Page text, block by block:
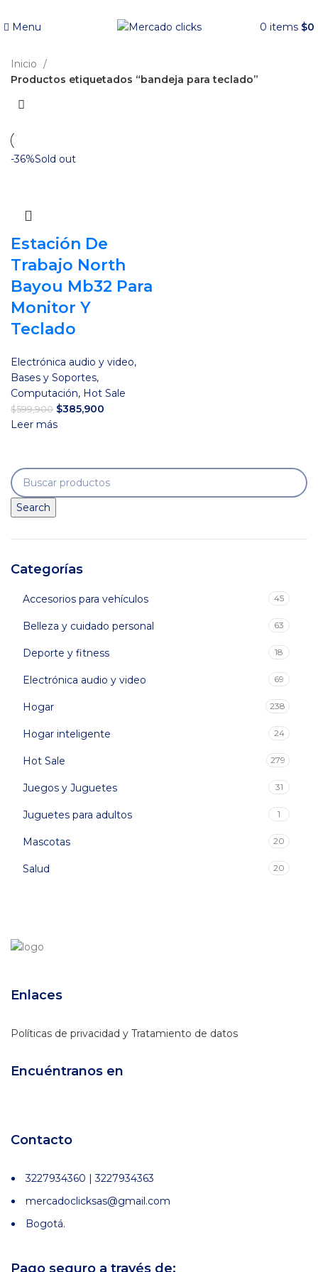
Menu
0 items $0
Search
Categorías
Accesorios para vehículos 45
Belleza y cuidado personal 63
Deporte y fitness 18
Electrónica audio y video 69
Hogar 238
Hogar inteligente 24
Hot Sale 279
Juegos y Juguetes 31
Juguetes para adultos 1
Mascotas 20
Salud 20
Inicio
Productos etiquetados “bandeja para teclado”
-36%Sold out
Estación De
Trabajo North
Bayou Mb32 Para
Monitor Y
Teclado
Electrónica audio y video,
Bases y Soportes,
Computación, Hot Sale
$599,900 El
precio
$599,900.
$385,900
$385,900.
Leer más
Enlaces
Políticas de privacidad y Tratamiento de datos
Encuéntranos en
Contacto
3227934360 | 3227934363
mercadoclicksas@gmail.com
Bogotá.
Pago seguro a través de: